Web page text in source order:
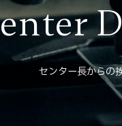
センター長からの